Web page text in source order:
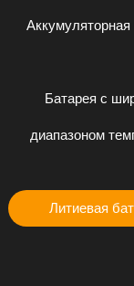
Аккумуляторная
Батарея с
диапазоном
Литиевая